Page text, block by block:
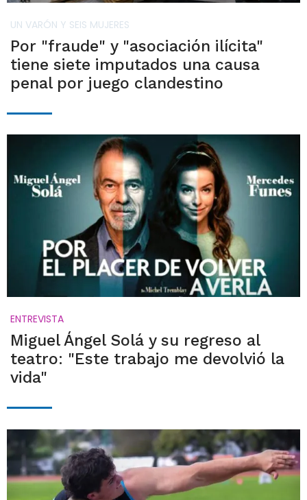
UN VARÓN Y SEIS MUJERES
Por "fraude" y "asociación ilícita"
tiene siete imputados una causa
penal por juego clandestino
ENTREVISTA
Miguel Ángel Solá y su regreso al
teatro: "Este trabajo me devolvió la
vida"